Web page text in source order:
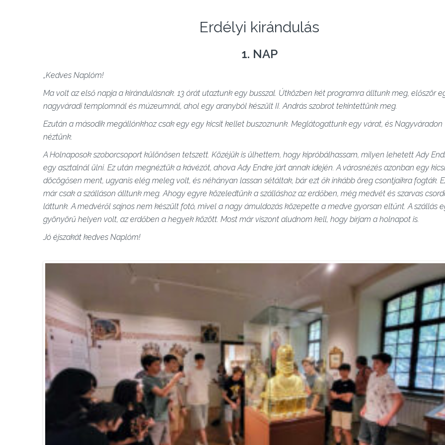
Erdélyi kirándulás
1. NAP
„Kedves Naplóm!
Ma volt az első napja a kirándulásnak. 13 órát utaztunk egy busszal. Útközben két programra álltunk meg, először
nagyváradi templomnál és múzeumnál, ahol egy aranyból készült II. András szobrot tekintettünk meg.
Ezután a második megállónkhoz csak egy egy kicsit kellet buszoznunk. Meglátogattunk egy várat, és Nagyváradon
néztünk.
A Holnaposok szoborcsoport különösen tetszett. Közéjük is ülhettem, hogy kipróbálhassam, milyen lehetett Ady
egy asztalnál ülni. Ez után megnéztük a kávézót, ahova Ady Endre járt annak idején. A városnézés azonban egy
döcögősen ment, ugyanis elég meleg volt, és néhányan lassan sétáltak, bár ezt ők inkább öreg csontjaikra fogták.
már csak a szálláson álltunk meg. Ahogy egyre közeledtünk a szálláshoz az erdőben, még medvét és szarvas
láttunk. A medvéről sajnos nem készült fotó, mivel a nagy ámuldozás közepette a medve gyorsan eltűnt. A szállás
gyönyörű helyen volt, az erdőben a hegyek között. Most már viszont aludnom kell, hogy bírjam a holnapot is.
Jó éjszakát kedves Naplóm!